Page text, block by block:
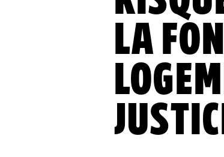
LA